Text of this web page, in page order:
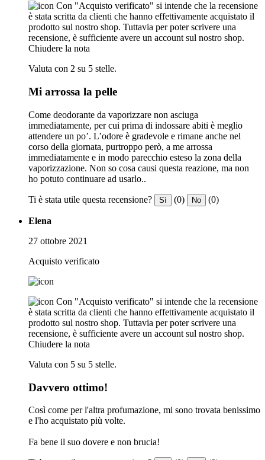
Con "Acquisto verificato" si intende che la recensione
è stata scritta da clienti che hanno effettivamente acquistato il
prodotto sul nostro shop. Tuttavia per poter scrivere una
recensione, è sufficiente avere un account sul nostro shop.
Chiudere la nota
Valuta con 2 su 5 stelle.
Mi arrossa la pelle
Come deodorante da vaporizzare non asciuga
immediatamente, per cui prima di indossare abiti è meglio
attendere un po’. L’odore è gradevole e rimane anche nel
corso della giornata, purtroppo però, a me arrossa
immediatamente e in modo parecchio esteso la zona della
vaporizzazione. Non so cosa causi questa reazione, ma non
ho potuto continuare ad usarlo..
Ti è stata utile questa recensione? Sì (0) No (0)
Elena
27 ottobre 2021
Acquisto verificato
Con "Acquisto verificato" si intende che la recensione
è stata scritta da clienti che hanno effettivamente acquistato il
prodotto sul nostro shop. Tuttavia per poter scrivere una
recensione, è sufficiente avere un account sul nostro shop.
Chiudere la nota
Valuta con 5 su 5 stelle.
Davvero ottimo!
Così come per l'altra profumazione, mi sono trovata benissimo
e l'ho acquistato più volte.
Fa bene il suo dovere e non brucia!